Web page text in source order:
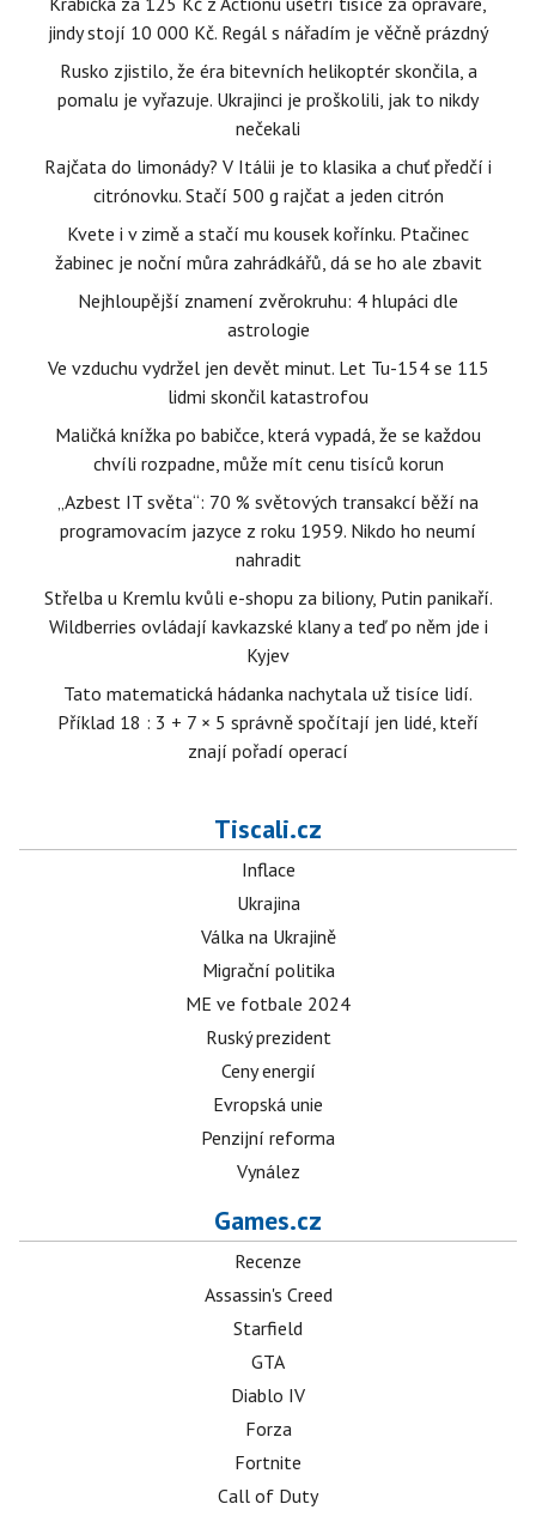
jindy stojí 10 000 Kč. Regál s nářadím je věčně prázdný
Rusko zjistilo, že éra bitevních helikoptér skončila, a
pomalu je vyřazuje. Ukrajinci je proškolili, jak to nikdy
nečekali
Rajčata do limonády? V Itálii je to klasika a chuť předčí i
citrónovku. Stačí 500 g rajčat a jeden citrón
Kvete i v zimě a stačí mu kousek kořínku. Ptačinec
žabinec je noční můra zahrádkářů, dá se ho ale zbavit
Nejhloupější znamení zvěrokruhu: 4 hlupáci dle
astrologie
Ve vzduchu vydržel jen devět minut. Let Tu-154 se 115
lidmi skončil katastrofou
Maličká knížka po babičce, která vypadá, že se každou
chvíli rozpadne, může mít cenu tisíců korun
„Azbest IT světa“: 70 % světových transakcí běží na
programovacím jazyce z roku 1959. Nikdo ho neumí
nahradit
Střelba u Kremlu kvůli e-shopu za biliony, Putin panikaří.
Wildberries ovládají kavkazské klany a teď po něm jde i
Kyjev
Tato matematická hádanka nachytala už tisíce lidí.
Příklad 18 : 3 + 7 × 5 správně spočítají jen lidé, kteří
znají pořadí operací
Tiscali.cz
Inflace
Ukrajina
Válka na Ukrajině
Migrační politika
ME ve fotbale 2024
Ruský prezident
Ceny energií
Evropská unie
Penzijní reforma
Vynález
Games.cz
Recenze
Assassin's Creed
Starfield
GTA
Diablo IV
Forza
Fortnite
Call of Duty